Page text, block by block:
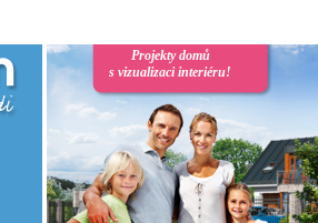
Projekty domů
s vizualizaci interiéru!